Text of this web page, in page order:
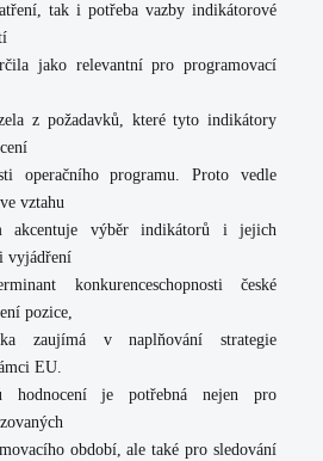
tak i potřeba vazby indikátorové
jako relevantní pro programovací
z požadavků, které tyto indikátory
operačního programu. Proto vedle
vztahu
akcentuje výběr indikátorů i jejich
vyjádření
konkurenceschopnosti české
pozice,
zaujímá v naplňování strategie
EU.
hodnocení je potřebná nejen pro
období, ale také pro sledování